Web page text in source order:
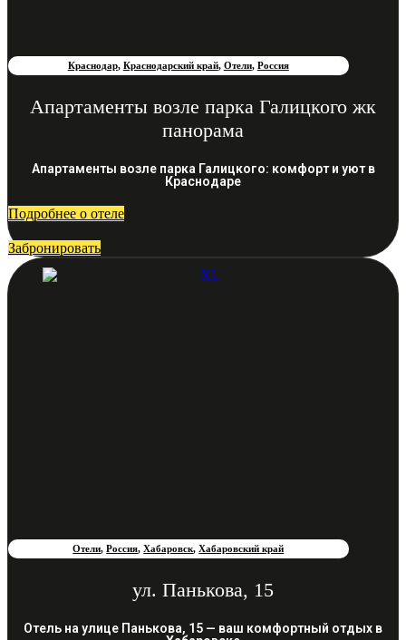
Краснодар, Краснодарский край, Отели, Россия
Апартаменты возле парка Галицкого жк
панорама
Апартаменты возле парка Галицкого: комфорт и уют в
Краснодаре
Подробнее о отеле
Забронировать
Отели,Россия,Хабаровск,Хабаровский край
ул. Панькова, 15
Отель на улице Панькова, 15 — ваш комфортный отдых в